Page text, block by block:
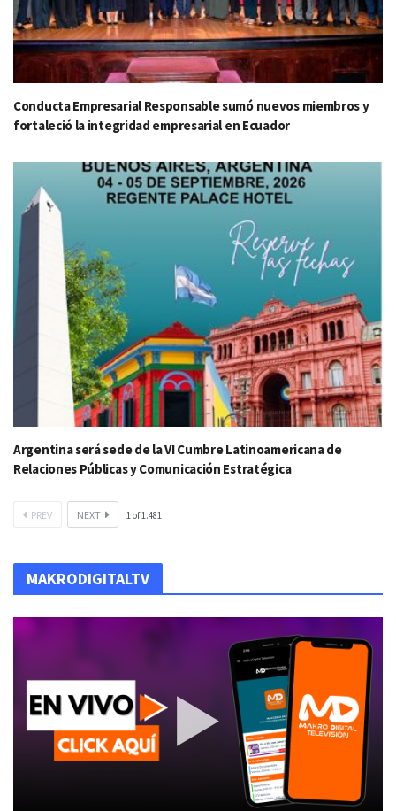
Conducta Empresarial Responsable sumó nuevos miembros y
fortaleció la integridad empresarial en Ecuador
Argentina será sede de la VI Cumbre Latinoamericana de
Relaciones Públicas y Comunicación Estratégica
PREV NEXT 1of1.481
MAKRODIGITALTV